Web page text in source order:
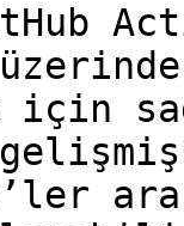
için